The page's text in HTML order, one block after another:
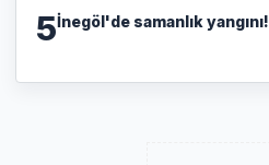
5İnegöl'de samanlık yangını!